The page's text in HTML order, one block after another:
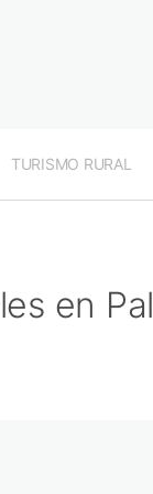
TURISMO RURAL
en